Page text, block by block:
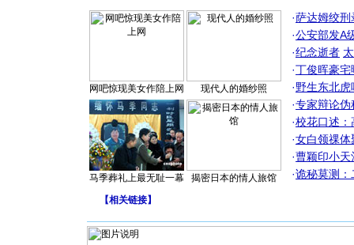
网吧惊现美女作陪上网 现代人的婚纱照
马季葬礼上最无耻一幕 揭密日本的情人旅馆
·萨达姆绞刑
·公安部发A
·纪念逝者
·丁俊晖豪
·野生东北
·专家辩论伪
·校花口述：
·女白领祼体
·曹颖印小天
·诡秘莫测：
【相关链接】